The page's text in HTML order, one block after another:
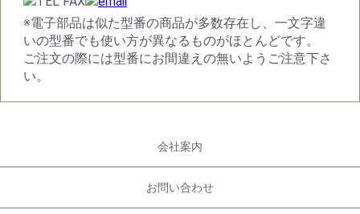
※電子部品は似た型番の商品が多数存在し、一文字違
いの型番でも使い方が異なるものがほとんどです。
ご注文の際には型番にお間違えの無いようご注意下さ
い。
会社案内
お問い合わせ